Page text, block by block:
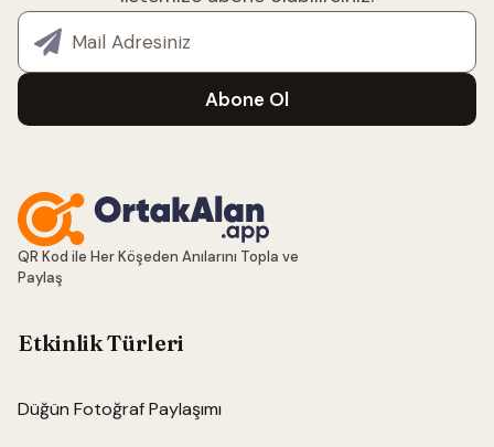
E-posta adresiniz
Abone Ol
QR Kod ile Her Köşeden Anılarını Topla ve
Paylaş
Etkinlik Türleri
Düğün Fotoğraf Paylaşımı